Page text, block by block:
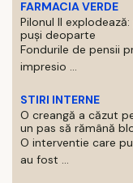
FARMACIA VERDE
Pilonul II
puși deoparte
Fondurile de pensii
impresio ...
STIRI INTERNE
O creangă a căzut
un pas să rămână
O interventie care
au fost ...